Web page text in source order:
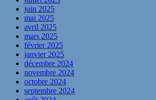
juin 2025
mai 2025
avril 2025
mars 2025
février 2025
janvier 2025
décembre 2024
novembre 2024
octobre 2024
septembre 2024